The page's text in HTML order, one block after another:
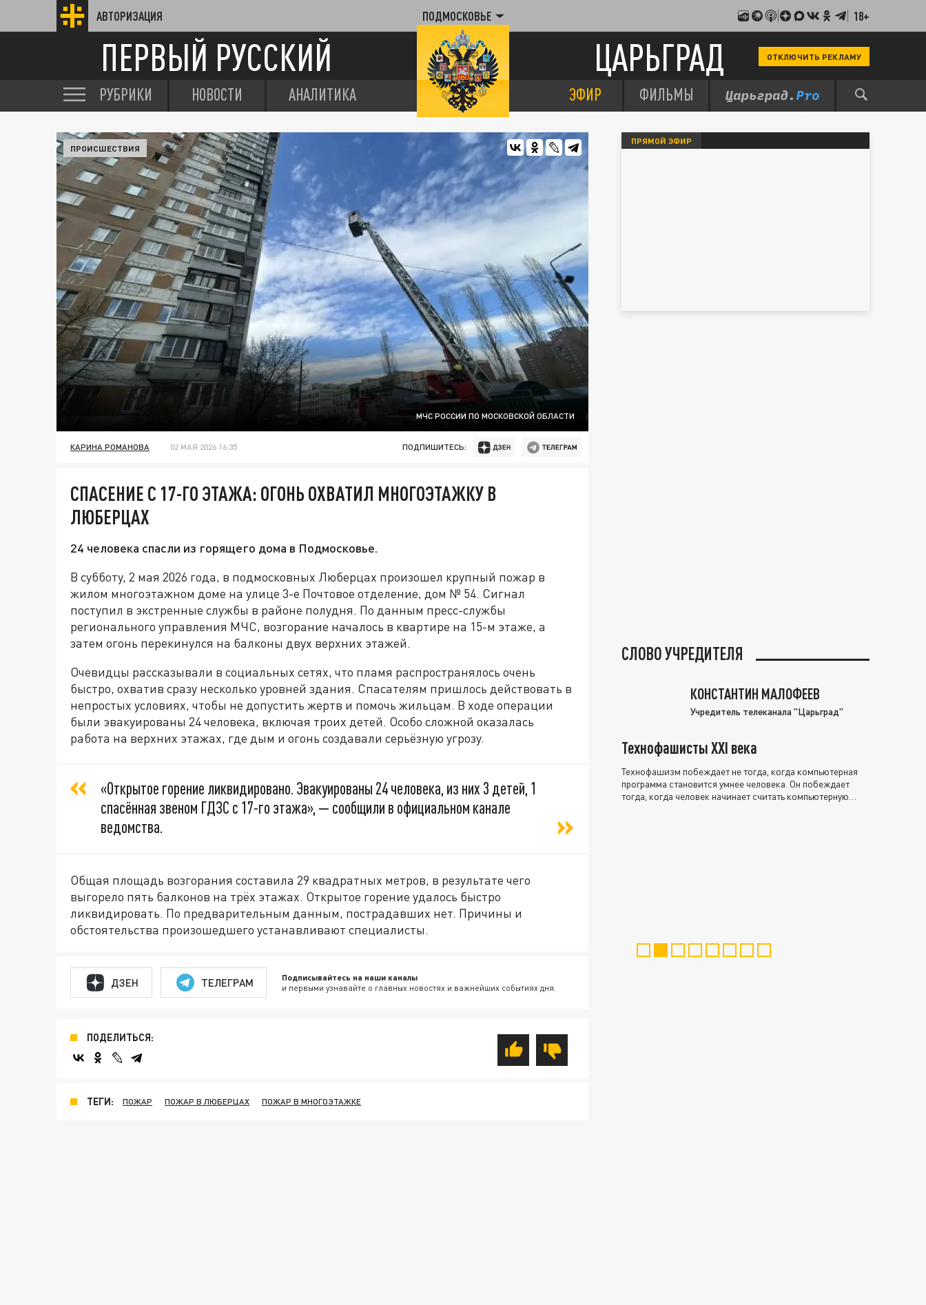
АВТОРИЗАЦИЯ ПОДМОСКОВЬЕ 18+
ПЕРВЫЙ РУССКИЙ ЦАРЬГРАД ОТКЛЮЧИТЬ РЕКЛАМУ
РУБРИКИ НОВОСТИ АНАЛИТИКА ЭФИР ФИЛЬМЫ
МЧС РОССИИ ПО МОСКОВСКОЙ ОБЛАСТИ
ПРОИСШЕСТВИЯ
КАРИНА РОМАНОВА 02 МАЯ 2026 16:35 ПОДПИШИТЕСЬ:
СПАСЕНИЕ С 17-ГО ЭТАЖА: ОГОНЬ ОХВАТИЛ МНОГОЭТАЖКУ В
ЛЮБЕРЦАХ
24 человека спасли из горящего дома в Подмосковье.
В субботу, 2 мая 2026 года, в подмосковных Люберцах произошел крупный пожар в
жилом многоэтажном доме на улице 3-е Почтовое отделение, дом № 54. Сигнал
поступил в экстренные службы в районе полудня. По данным пресс-службы
регионального управления МЧС, возгорание началось в квартире на 15-м этаже, а
затем огонь перекинулся на балконы двух верхних этажей.
Очевидцы рассказывали в социальных сетях, что пламя распространялось очень
быстро, охватив сразу несколько уровней здания. Спасателям пришлось действовать в
непростых условиях, чтобы не допустить жертв и помочь жильцам. В ходе операции
были эвакуированы 24 человека, включая троих детей. Особо сложной оказалась
работа на верхних этажах, где дым и огонь создавали серьёзную угрозу.
«Открытое горение ликвидировано. Эвакуированы 24 человека, из них 3 детей, 1
спасённая звеном ГДЗС с 17-го этажа», — сообщили в официальном канале
ведомства.
Общая площадь возгорания составила 29 квадратных метров, в результате чего
выгорело пять балконов на трёх этажах. Открытое горение удалось быстро
ликвидировать. По предварительным данным, пострадавших нет. Причины и
обстоятельства произошедшего устанавливают специалисты.
ДЗЕН ТЕЛЕГРАМ Подписывайтесь на наши каналы
и первыми узнавайте о главных новостях и важнейших событиях дня.
ПОДЕЛИТЬСЯ:
ТЕГИ: ПОЖАР ПОЖАР В ЛЮБЕРЦАХ ПОЖАР В МНОГОЭТАЖКЕ
ПРЯМОЙ ЭФИР
СЛОВО УЧРЕДИТЕЛЯ
КОНСТАНТИН МАЛОФЕЕВ
Учредитель телеканала "Царьград"
Технофашисты XXI века
Технофашизм побеждает не тогда, когда компьютерная
программа становится умнее человека. Он побеждает
тогда, когда человек начинает считать компьютерную